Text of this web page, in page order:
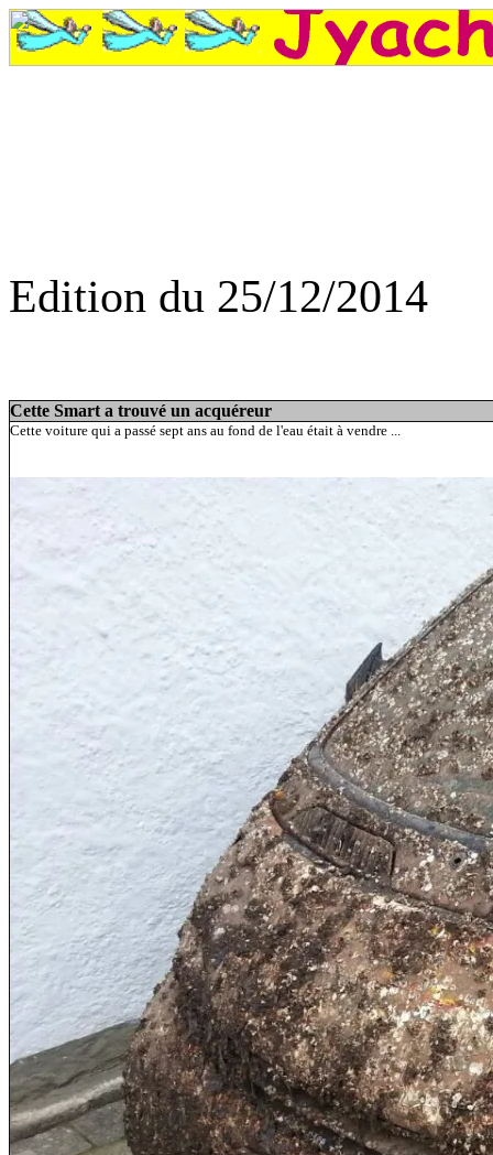
Edition du 25/12/2014
Cette Smart a trouvé un acquéreur
Cette voiture qui a passé sept ans au fond de l'eau était à vendre ...